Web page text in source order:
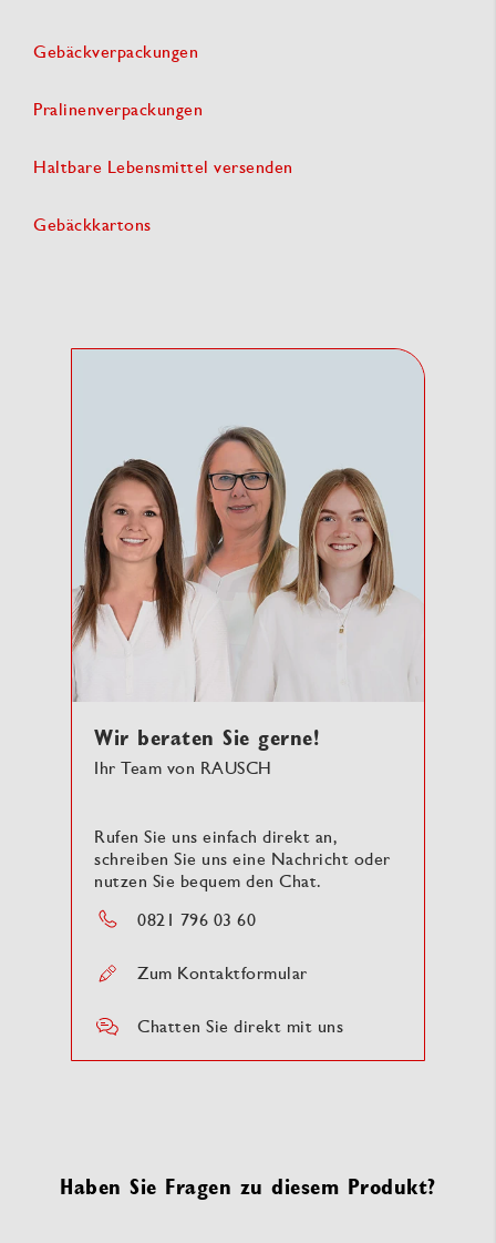
Gebäckverpackungen
Pralinenverpackungen
Haltbare Lebensmittel versenden
Gebäckkartons
Wir beraten Sie gerne!
Ihr Team von RAUSCH
Rufen Sie uns einfach direkt an,
schreiben Sie uns eine Nachricht oder
nutzen Sie bequem den Chat.
0821 796 03 60
Zum Kontaktformular
Chatten Sie direkt mit uns
Haben Sie Fragen zu diesem Produkt?